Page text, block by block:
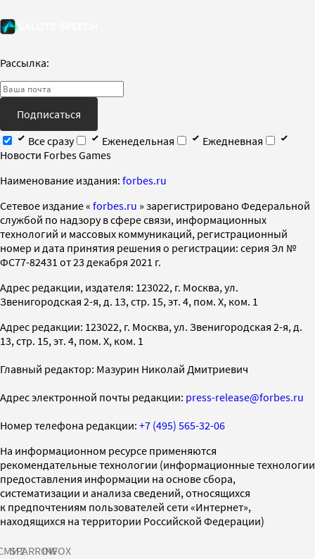
Рассылка:
Подписаться
Все сразу
Еженедельная
Ежедневная
Новости Forbes Games
Наименование издания: forbes.ru
Cетевое издание « forbes.ru » зарегистрировано Федеральной
службой по надзору в сфере связи, информационных
технологий и массовых коммуникаций, регистрационный
номер и дата принятия решения о регистрации: серия Эл №
ФС77-82431 от 23 декабря 2021 г.
Адрес редакции, издателя: 123022, г. Москва, ул.
Звенигородская 2-я, д. 13, стр. 15, эт. 4, пом. X, ком. 1
Адрес редакции: 123022, г. Москва, ул. Звенигородская 2-я, д.
13, стр. 15, эт. 4, пом. X, ком. 1
Главный редактор: Мазурин Николай Дмитриевич
Адрес электронной почты редакции: press-release@forbes.ru
Номер телефона редакции: +7 (495) 565-32-06
На информационном ресурсе применяются
рекомендательные технологии (информационные технологии
предоставления информации на основе сбора,
систематизации и анализа сведений, относящихся
к предпочтениям пользователей сети «Интернет»,
находящихся на территории Российской Федерации)
SPARROWINFOX